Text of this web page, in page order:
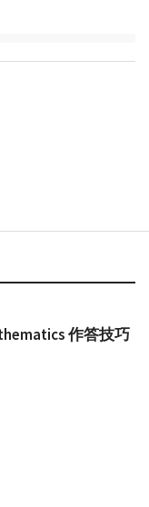
作答技巧